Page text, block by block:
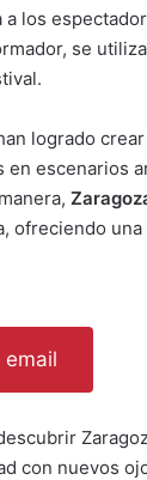
los
se
logrado
en escenarios
ofreciendo
email
con nuevos